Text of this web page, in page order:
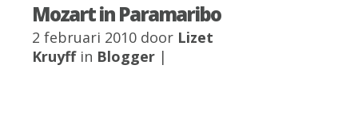
Mozart in Paramaribo
2 februari 2010 door Lizet
Kruyffin Blogger |